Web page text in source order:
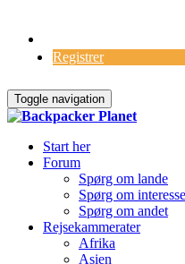
Registrer
Toggle navigation
Start her
Forum
Spørg om lande
Spørg om
Spørg om andet
Rejsekammerater
Afrika
Asien